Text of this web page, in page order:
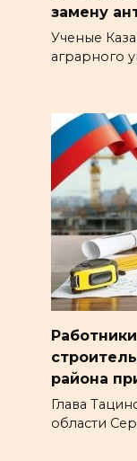
замену
Ученые
аграрного
района
Глава
области